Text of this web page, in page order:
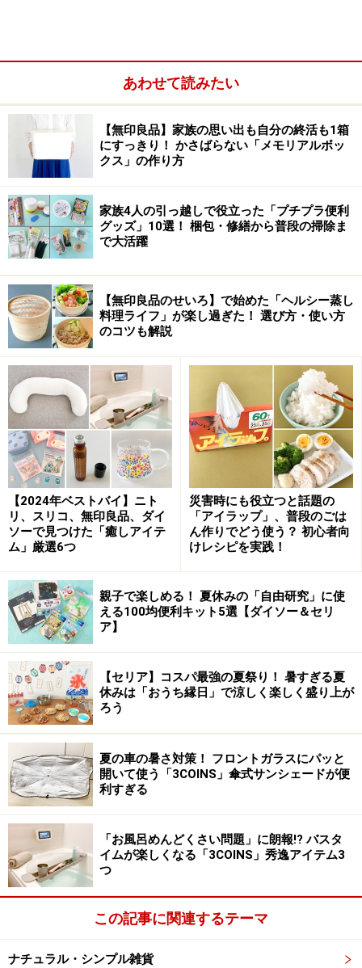
ィストのテーマに沿った作品作りなどのワークショップ
に参加できることは、なかなかできない貴重な経験で
す。
接ぎ木された多肉植物が壁一面にずらり勢揃い。
さて、今回展示しているのは「“？”を感じて植物に興味
を持ってほしい」と願う、ユニークな植物屋「叢－
Qusamura」です。壁一面にずらりと並ぶ多肉植物たち。
その数100点！様々な色、形をした多肉植物は、まるで
架空の生き物のようにも見えるし、どこかユーモラスで
不思議な風景です。展示されたこれらの植物は全部「接
ぎ木」によるもの。通常、根のしっかりした丈夫な植物
を土台にし、その上に稀少で珍しい植物を乗っけます。
性質の異なる２つの植物が、人の手によって１つに組み
合わせられます。こうすることによって、貴重な植物の
生長を促すというスタンダードな園芸の技法だそうです
が、実際の植物達は、人間の思惑を超えて全く別の思い
がけない生育を遂げることがあるそうです。人工とも自
然とも言えない、新しい可能性をこれらの植物達の未来
に見出すことができるのでは、と問いかけている。よく
考えてみると、人間にだって同じことが言えるかもしれ
ませんね。頼もしい誰かと一緒に協力することで、思い
も寄らなかった新しい可能性が広がる・・・不思議な植
物達の存在が、ワクワクするようなイマジネーションを
広げてくれます。
オブジェのような生き物のような、ほのぼのひょうきんな接
ぎ木の多肉植物たち
「叢－Qusamura」店主の小田康平さんによると、植物達
はどれも詳細なストーリーを語れるほど、思い入れのあ
万という鉢の中から小田さんがこれだ！と思うものだけ
を厳選しているため、選ぶ理由がなければ選ばない、と
あわせて読みたい
【無印良品】家族の思い出も自分の終活も1箱
にすっきり！ かさばらない「メモリアルボッ
クス」の作り方
家族4人の引っ越しで役立った「プチプラ便利
グッズ」10選！ 梱包・修繕から普段の掃除ま
で大活躍
【無印良品のせいろ】で始めた「ヘルシー蒸し
料理ライフ」が楽し過ぎた！ 選び方・使い方
のコツも解説
【2024年ベストバイ】ニト
リ、スリコ、無印良品、ダイ
ソーで見つけた「癒しアイテ
ム」厳選6つ
災害時にも役立つと話題の
「アイラップ」、普段のごは
ん作りでどう使う？ 初心者向
けレシピを実践！
親子で楽しめる！ 夏休みの「自由研究」に使
える100均便利キット5選【ダイソー＆セリ
ア】
【セリア】コスパ最強の夏祭り！ 暑すぎる夏
休みは「おうち縁日」で涼しく楽しく盛り上が
ろう
夏の車の暑さ対策！ フロントガラスにパッと
開いて使う「3COINS」傘式サンシェードが便
利すぎる
「お風呂めんどくさい問題」に朗報!? バスタ
イムが楽しくなる「3COINS」秀逸アイテム3
つ
この記事に関連するテーマ
ナチュラル・シンプル雑貨